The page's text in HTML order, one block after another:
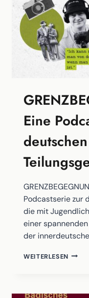
Eine
deutschen
Podcastserie zur
die mit
einer
der
WEITERLESEN
ZUR